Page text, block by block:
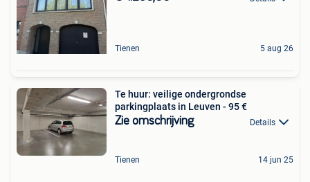
Tienen 5 aug 26
Te huur: veilige ondergrondse
parkingplaats in Leuven - 95 €
Zie omschrijving Details
Tienen 14 jun 25